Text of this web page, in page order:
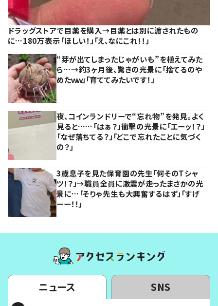
ドラッグストアで目薬を購入→目薬とは別に渡されたもの
に…180万表示「ほしい！」「え、なにこれ！！」
“芽が出てしまったじゃがいも”を植えてみた
ら…→約3ヶ月後、驚きの光景に「捨てるのや
めたｗｗ」「育ててみたいです！」
夜、コインランドリーで“忘れ物”を発見。よく
見ると……「はぁ？」衝撃の光景に「エーッ！？」
「なぜ落ちてる？」「どこで忘れたことに気づく
の？」
3歳息子を見た保育園の先生「何そのTシャ
ツ！？」→職員全員に激震が走ったまさかの光
景に…「そりゃ先生も大興奮するはず」「すげ
ーー！！」
ニュース SNS